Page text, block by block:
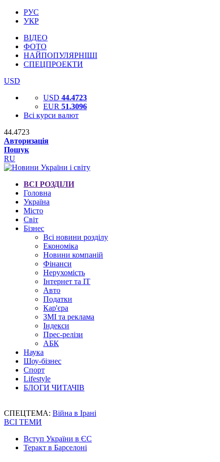
РУС
УКР
ВІДЕО
ФОТО
НАЙПОПУЛЯРНІШІ
СПЕЦПРОЕКТИ
USD
USD 44.4723
EUR 51.3096
Всі курси валют
44.4723
Авторизація
Пошук
RU
ВСІ РОЗДІЛИ
Головна
Україна
Місто
Світ
Бізнес
Всі новини розділу
Економіка
Новини компаній
Фінанси
Нерухомість
Інтернет та IT
Авто
Податки
Кар'єра
ЗМІ та реклама
Індекси
Прес-релізи
АБК
Наука
Шоу-бізнес
Спорт
Lifestyle
БЛОГИ ЧИТАЧІВ
СПЕЦТЕМА: Війна в Ірані
ВСІ ТЕМИ
Вступ України в ЄС
Теракт в Барселоні